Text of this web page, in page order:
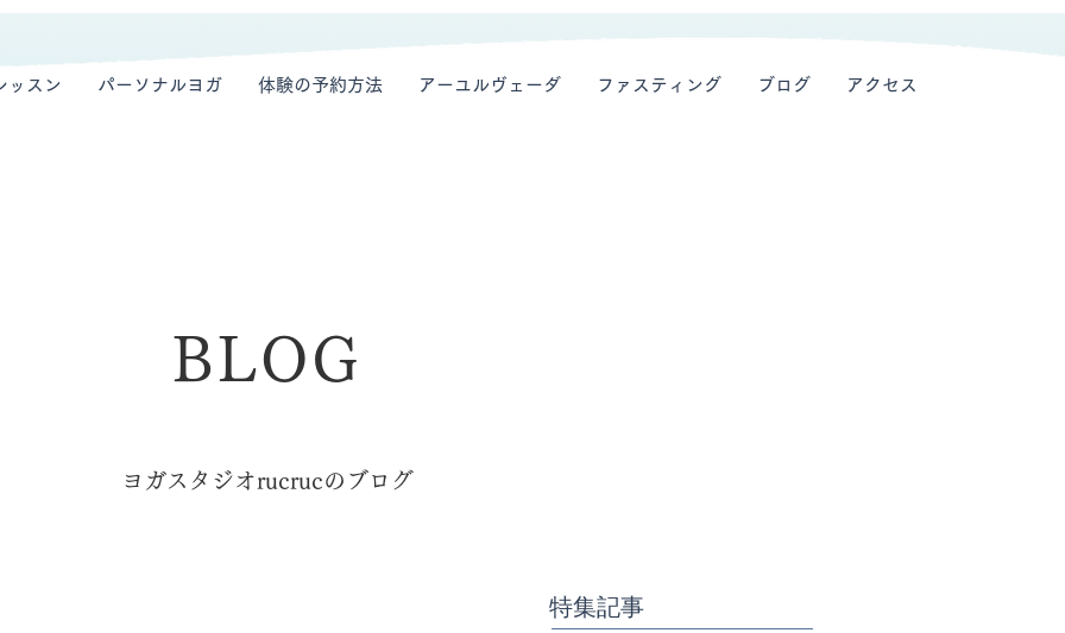
ッスン パーソナルヨガ 体験の予約方法 アーユルヴェーダ ファスティング ブログ アクセス
BLOG
ヨガスタジオrucrucのブログ
特集記事